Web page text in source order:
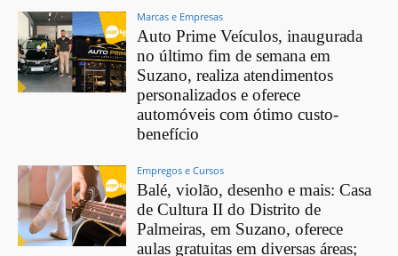
Marcas e Empresas
Auto Prime Veículos, inaugurada
no último fim de semana em
Suzano, realiza atendimentos
personalizados e oferece
automóveis com ótimo custo-
benefício
Empregos e Cursos
Balé, violão, desenho e mais: Casa
de Cultura II do Distrito de
Palmeiras, em Suzano, oferece
aulas gratuitas em diversas áreas;